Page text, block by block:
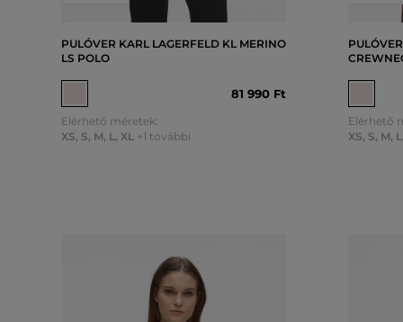
PULÓVER KARL LAGERFELD KL MERINO
LS POLO
81 990 Ft
Elérhető méretek:
XS, S, M, L, XL +1 további
Elérhető
XS, S, M, L